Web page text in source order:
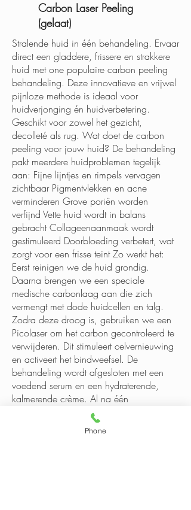
Carbon Laser Peeling
(gelaat)
Stralende huid in één behandeling. Ervaar
direct een gladdere, frissere en strakkere
huid met one populaire carbon peeling
behandeling. Deze innovatieve en vrijwel
pijnloze methode is ideaal voor
huidverjonging én huidverbetering.
Geschikt voor zowel het gezicht,
decolleté als rug. Wat doet de carbon
peeling voor jouw huid? De behandeling
pakt meerdere huidproblemen tegelijk
aan: Fijne lijntjes en rimpels vervagen
zichtbaar Pigmentvlekken en acne
verminderen Grove poriën worden
verfijnd Vette huid wordt in balans
gebracht Collageenaanmaak wordt
gestimuleerd Doorbloeding verbetert, wat
zorgt voor een frisse teint Zo werkt het:
Eerst reinigen we de huid grondig.
Daarna brengen we een speciale
medische carbonlaag aan die zich
vermengt met dode huidcellen en talg.
Zodra deze droog is, gebruiken we een
Picolaser om het carbon gecontroleerd te
verwijderen. Dit stimuleert celvernieuwing
en activeert het bindweefsel. De
behandeling wordt afgesloten met een
voedend serum en een hydraterende,
kalmerende crème. Al na één
behandeling zie je resultaat! Voor een
optimaal effect adviseren wij een kuur
van meerdere sessies. Geschikt voor elk
Phone